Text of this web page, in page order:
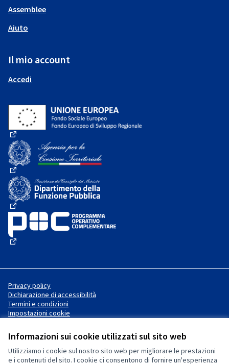
Informazioni sui cookie utilizzati sul sito web
Utilizziamo i cookie sul nostro sito web per migliorare le prestazioni
e i contenuti del sito. I cookie ci consentono di fornire un'esperienza
Assemblee
Aiuto
Il mio account
Accedi
(Collegamento esterno)
(Collegamento esterno)
(Collegamento esterno)
Privacy policy
Dichiarazione di accessibilità
Termini e condizioni
Impostazioni cookie
Licenza Creative Commons
(Collegamento esterno)
Sito web creato consoftware